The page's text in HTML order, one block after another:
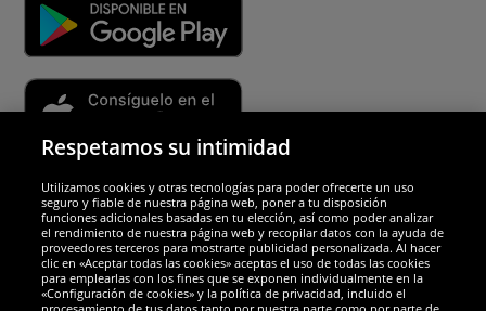
Socios y seguridad
Galardones
Respetamos su intimidad
Utilizamos cookies y otras tecnologías para poder ofrecerte un uso
seguro y fiable de nuestra página web, poner a tu disposición
funciones adicionales basadas en tu elección, así como poder analizar
el rendimiento de nuestra página web y recopilar datos con la ayuda de
proveedores terceros para mostrarte publicidad personalizada. Al hacer
clic en «Aceptar todas las cookies» aceptas el uso de todas las cookies
para emplearlas con los fines que se exponen individualmente en la
«Configuración de cookies» y la política de privacidad, incluido el